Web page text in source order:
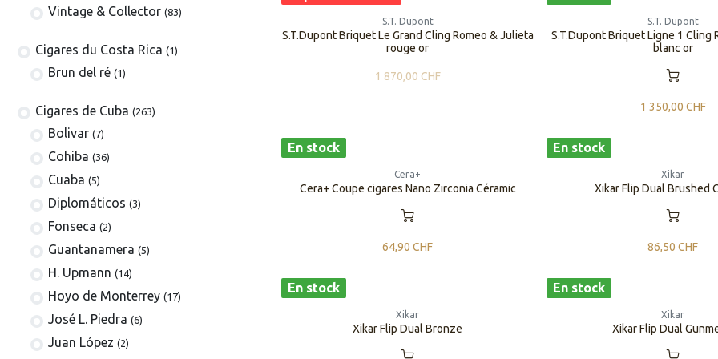
Vintage & Collector (83)
​​​Cigares du Costa Rica (1)
Brun del ré (1)
Cigares de Cuba (263)
​Bolivar (7)
Cohiba (36)
Cuaba (5)
Diplomáticos (3)
Fonseca (2)
Guantanamera (5)
H. Upmann (14)
Hoyo de Monterrey (17)
José L. Piedra (6)
Juan López (2)
S.T. Dupont
S.T.Dupont Briquet Le Grand Cling Romeo & Julieta
rouge or
1 870,00 CHF
S.T. Dupont
S.T.Dupont Briquet Ligne 1 Cling
blanc or
1 350,00 CHF
En stock
Cera+
Cera+ Coupe cigares Nano Zirconia Céramic
64,90 CHF
En stock
Xikar
Xikar Flip Dual Brushed
86,50 CHF
En stock
Xikar
Xikar Flip Dual Bronze
En stock
Xikar
Xikar Flip Dual